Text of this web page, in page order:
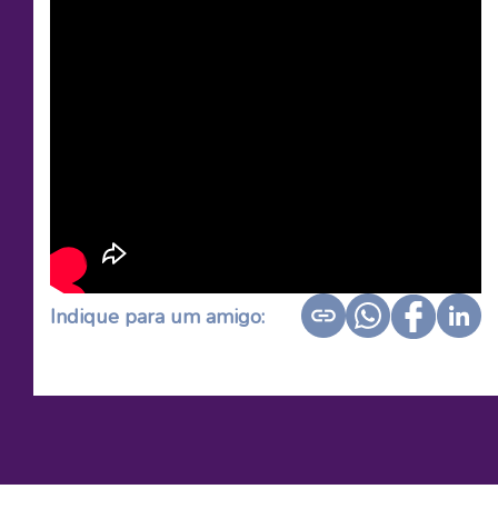
Indique para um amigo: